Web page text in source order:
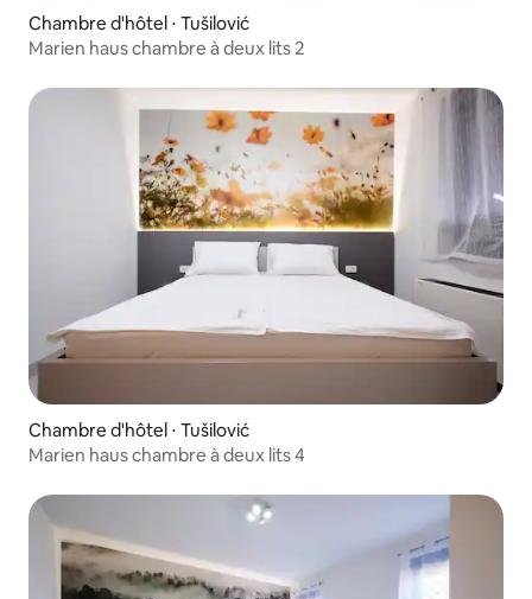
Chambre d'hôtel ⋅ Tušilović
Marien haus chambre à deux lits 2
Chambre d'hôtel ⋅ Tušilović
Marien haus chambre à deux lits 4